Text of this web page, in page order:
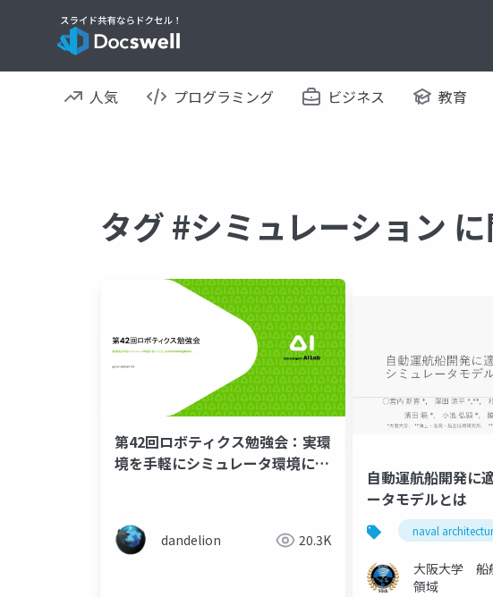
人気 プログラミング ビジネス 教育
タグ #シミュレーション
第42回ロボティクス勉強会：実環
境を手軽にシミュレータ環境に持
dandelion 20.3K
自動運航船開発に
ータモデルとは
naval
大阪大学 船
領域